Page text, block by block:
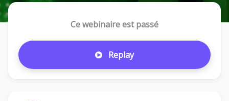
Ce webinaire est passé
Replay